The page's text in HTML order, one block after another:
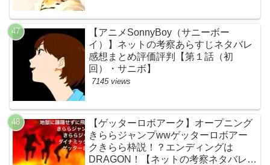
【アニメSonnyBoy（サニーボー
イ）】ネットの考察あらすじネタバレ
感想まとめ評価評判【第１話（初
回）・サニボ】
7145 views
【ゲッターロボアーク】オープニング
きららジャンプwwゲッターロボアー
クきらら枠説！？エンディングは
DRAGON！【ネットの考察ネタバレ感